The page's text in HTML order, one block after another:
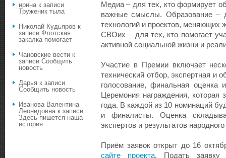
Медиа – для тех, кто формирует
важные смыслы. Образование –
технологий и проектов,
СВОих – для тех, кто помогает
активной социальной жизни и
Участие в Премии включает
технический отбор, экспертная и
голосование, финальная оценка
Церемония награждения, которая
года. В каждой из 10 номинаций
и финалисты. Оценка
экспертов и результатов
Приём заявок открыт до 16
сайте проекта. Подать заявку
иринак записи
Труженик тыла
Николай Кудьяров к
записи Флотская
закалка помогает
Чановские вести к
записи Сообщить
новость
Дарья к записи
Сообщить новость
Иванова Валентина
Леонидовнак записи
Здесь пишется наша
история